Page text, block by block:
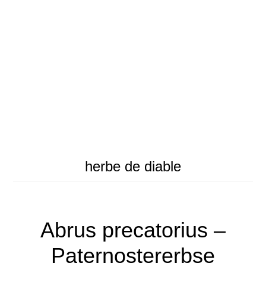
herbe de diable
Abrus precatorius –
Paternostererbse